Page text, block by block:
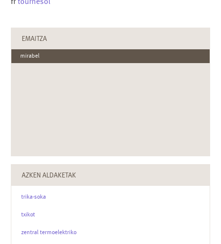
EMAITZA
mirabel
AZKEN ALDAKETAK
trika-soka
txikot
zentral termoelektriko